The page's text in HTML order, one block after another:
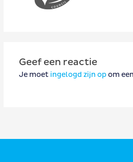
Geef een reactie
Je moet ingelogd zijn opom